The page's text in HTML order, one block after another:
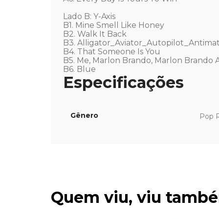
Lado B: Y-Axis
B1. Mine Smell Like Honey
B2. Walk It Back
B3.
B4. That Someone Is You
B5. Me, Marlon Brando, Marlon Brando
B6. Blue
Gênero Pop
Quem viu, viu